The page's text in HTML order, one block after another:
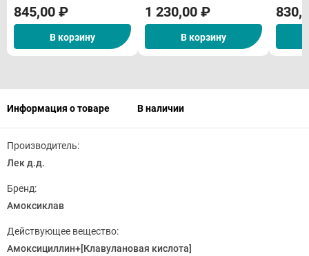
845,00 ₽
В корзину
1 230,00 ₽
В корзину
Информация о товаре В наличии
Производитель:
Лек д.д.
Бренд:
Амоксиклав
Действующее вещество:
Амоксициллин+[Клавулановая кислота]